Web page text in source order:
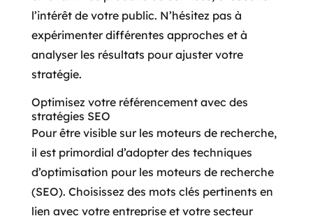
l’intérêt de votre public. N’hésitez pas à
expérimenter différentes approches et à
analyser les résultats pour ajuster votre
stratégie.
Optimisez votre référencement avec des
stratégies SEO
Pour être visible sur les moteurs de recherche,
il est primordial d’adopter des techniques
d’optimisation pour les moteurs de recherche
(SEO). Choisissez des mots clés pertinents en
lien avec votre entreprise et votre secteur